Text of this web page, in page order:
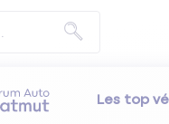
Les top